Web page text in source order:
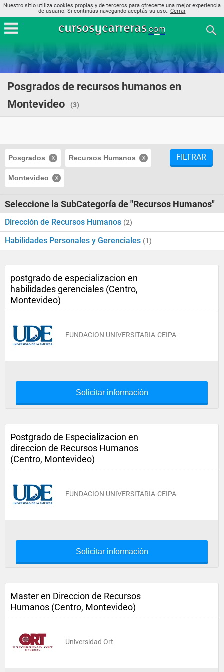
Nuestro sitio utiliza cookies propias y de terceros para ofrecerte una mejor experiencia
de usuario. Si continúas navegando aceptás su uso.. Cerrar
Posgrados de recursos humanos en
Montevideo
(3)
Posgrados Recursos Humanos
Montevideo
FILTRAR
Seleccione la SubCategoría de "Recursos Humanos"
Dirección de Recursos Humanos (2)
Habilidades Personales y Gerenciales (1)
postgrado de especializacion en
habilidades gerenciales (Centro,
Montevideo)
FUNDACION UNIVERSITARIA-CEIPA-
Solicitar información
Postgrado de Especializacion en
direccion de Recursos Humanos
(Centro, Montevideo)
FUNDACION UNIVERSITARIA-CEIPA-
Solicitar información
Master en Direccion de Recursos
Humanos (Centro, Montevideo)
Universidad Ort